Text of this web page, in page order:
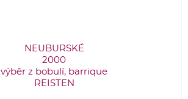
NEUBURSKÉ
2000
výběr z bobulí, barrique
REISTEN